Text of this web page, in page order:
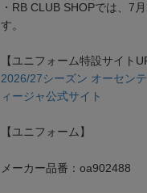
・RB CLUB SHOPでは、7
す。
【ユニフォーム特設サイト
2026/27シーズン オーセン
ィージャ公式サイト
【ユニフォーム】
メーカー品番：oa902488